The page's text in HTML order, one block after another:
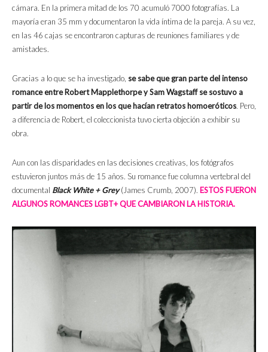
cámara. En la primera mitad de los 70 acumuló 7000 fotografías. La
mayoría eran 35 mm y documentaron la vida íntima de la pareja. A su vez,
en las 46 cajas se encontraron capturas de reuniones familiares y de
amistades.
Gracias a lo que se ha investigado, se sabe que gran parte del intenso
romance entre Robert Mapplethorpe y Sam Wagstaff se sostuvo a
partir de los momentos en los que hacían retratos homoeróticos. Pero,
a diferencia de Robert, el coleccionista tuvo cierta objeción a exhibir su
obra.
Aun con las disparidades en las decisiones creativas, los fotógrafos
estuvieron juntos más de 15 años. Su romance fue columna vertebral del
documental Black White + Grey(James Crumb, 2007). ESTOS FUERON
ALGUNOS ROMANCES LGBT+ QUE CAMBIARON LA HISTORIA.